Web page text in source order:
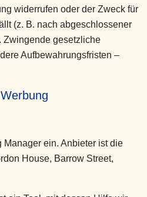
widerrufen oder der Zweck für
(z. B. nach abgeschlossener
Zwingende gesetzliche
Aufbewahrungsfristen –
Manager ein. Anbieter ist die
House, Barrow Street,